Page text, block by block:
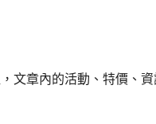
文章內的活動、特價、